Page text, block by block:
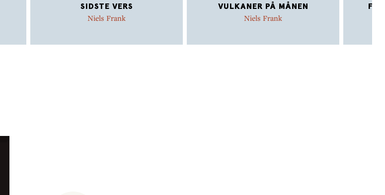
SIDSTE VERS
Niels Frank
VULKANER PÅ MÅNEN
Niels Frank